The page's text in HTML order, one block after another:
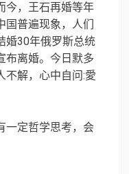
今，王石再婚等年
普遍现象，人们
婚30年俄罗斯总统
布离婚。今日默多
不解，心中自问:愛
一定哲学思考，会